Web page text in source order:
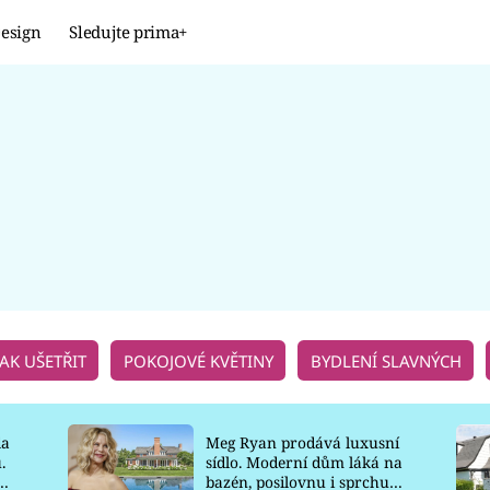
Sledujte prima+
UŠETŘIT POKOJOVÉ KVĚTINY BYDLENÍ SLAVNÝCH
Meg Ryan prodává luxusní
sídlo. Moderní dům láká na
bazén, posilovnu i sprchu